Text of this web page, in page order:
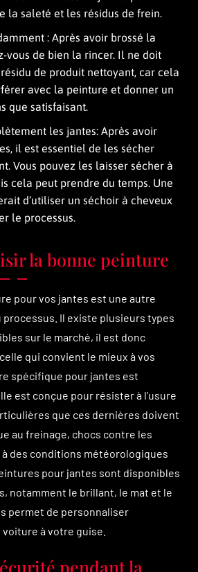
la saleté et les résidus de frein.
: Après avoir brossé la
vous de bien la rincer. Il ne doit
de produit nettoyant, car cela
avec la peinture et donner un
que satisfaisant.
les jantes: Après avoir
il est essentiel de les sécher
Vous pouvez les laisser sécher à
cela peut prendre du temps. Une
d’utiliser un séchoir à cheveux
le processus.
la bonne peinture
pour vos jantes est une autre
Il existe plusieurs types
sur le marché, il est donc
qui convient le mieux à vos
spécifique pour jantes est
est conçue pour résister à l’usure
que ces dernières doivent
au freinage, chocs contre les
des conditions météorologiques
pour jantes sont disponibles
notamment le brillant, le mat et le
permet de personnaliser
voiture à votre guise.
pendant la